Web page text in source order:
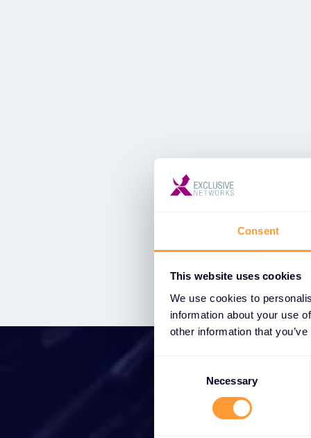
Consent
This website uses cookies
We use cookies to
information about your use
other information that
Necessary